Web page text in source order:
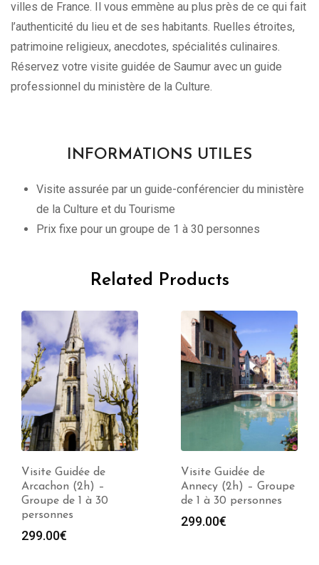
villes de France. Il vous emmène au plus près de ce qui fait
l’authenticité du lieu et de ses habitants. Ruelles étroites,
patrimoine religieux, anecdotes, spécialités culinaires.
Réservez votre visite guidée de Saumur avec un guide
professionnel du ministère de la Culture.
INFORMATIONS UTILES
Visite assurée par un guide-conférencier du ministère
de la Culture et du Tourisme
Prix fixe pour un groupe de 1 à 30 personnes
Related Products
Visite Guidée de
Arcachon (2h) –
Groupe de 1 à 30
personnes
299.00€
Visite Guidée de
Annecy (2h) – Groupe
de 1 à 30 personnes
299.00€